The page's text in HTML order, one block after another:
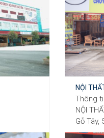
NỘI
Thông
NỘI
Gỗ Tây,
Phường